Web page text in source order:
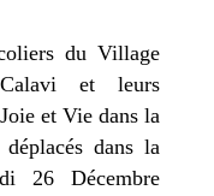
du Village
Calavi et leurs
et Vie dans la
dans la
26 Décembre